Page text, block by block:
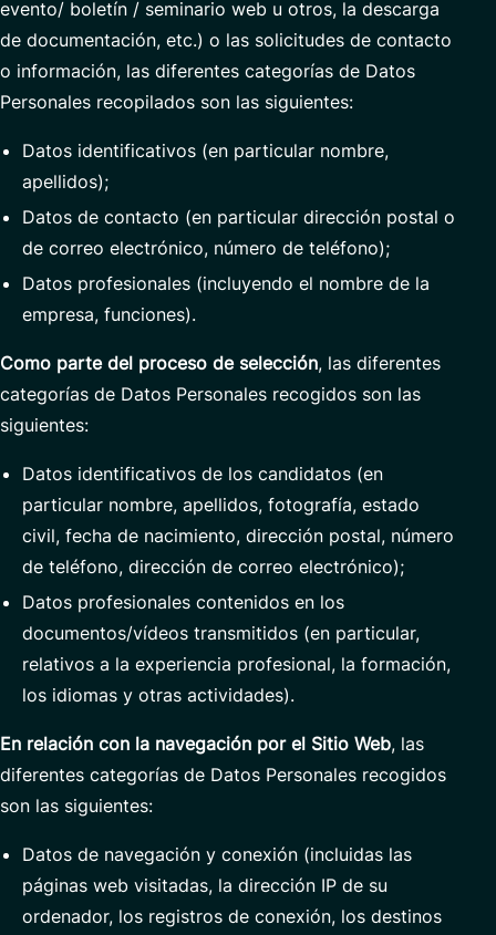
evento/ boletín / seminario web u otros, la descarga
de documentación, etc.) o las solicitudes de contacto
o información, las diferentes categorías de Datos
Personales recopilados son las siguientes:
Datos identificativos (en particular nombre,
apellidos);
Datos de contacto (en particular dirección postal o
de correo electrónico, número de teléfono);
Datos profesionales (incluyendo el nombre de la
empresa, funciones).
Como partedel proceso de selección, las diferentes
categorías de Datos Personales recogidos son las
siguientes:
Datos identificativos de los candidatos (en
particular nombre, apellidos, fotografía, estado
civil, fecha de nacimiento, dirección postal, número
de teléfono, dirección de correo electrónico);
Datos profesionales contenidos en los
documentos/vídeos transmitidos (en particular,
relativos a la experiencia profesional, la formación,
los idiomas y otras actividades).
En relación con la navegación por el Sitio Web, las
diferentes categorías de Datos Personales recogidos
son las siguientes:
Datos de navegación y conexión (incluidas las
páginas web visitadas, la dirección IP de su
ordenador, los registros de conexión, los destinos